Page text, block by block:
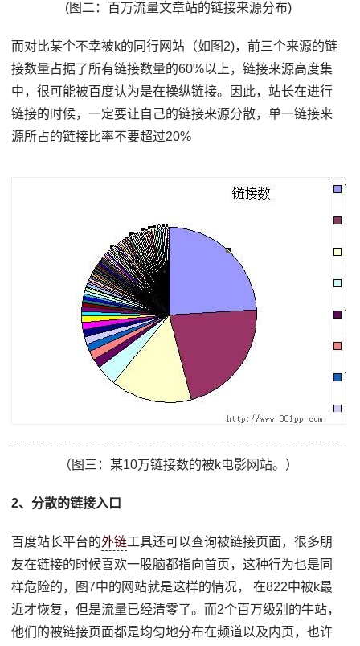
(图二：百万流量文章站的链接来源分布)
而对比某个不幸被k的同行网站（如图2)，前三个来源的链
接数量占据了所有链接数量的60%以上，链接来源高度集
中，很可能被百度认为是在操纵链接。因此，站长在进行
链接的时候，一定要让自己的链接来源分散，单一链接来
源所占的链接比率不要超过20%
（图三：某10万链接数的被k电影网站。）
2、分散的链接入口
百度站长平台的外链工具还可以查询被链接页面，很多朋
友在链接的时候喜欢一股脑都指向首页，这种行为也是同
样危险的，图7中的网站就是这样的情况， 在822中被k最
近才恢复，但是流量已经清零了。而2个百万级别的牛站，
他们的被链接页面都是均匀地分布在频道以及内页，也许